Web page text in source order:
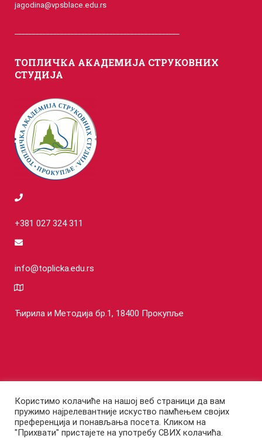
jagodina@vpsblace.edu.rs
ТОПЛИЧКА АКАДЕМИЈА СТРУКОВНИХ
СТУДИЈА
+381 027 324 311
info@toplicka.edu.rs
Ћирила и Методија бр.1, 18400 Прокупље
©COPYRIGHT Топличка академија струковних студија - Одсек за
пословне студије Блаце 2025 I Сва права задржана.
Користимо колачиће на нашој веб страници да вам
пружимо најрелевантније искуство памћењем својих
преференција и понављања посета. Кликом на
"Прихвати" пристајете на употребу СВИХ колачића.